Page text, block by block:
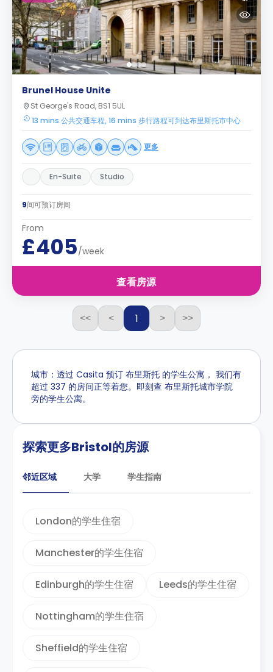
Brunel House Unite
St George's Road, BS1 5UL
13 mins 公共交通车程, 16 mins 步行路程可到达布里斯托市中心
更多
En-Suite Studio
9间可预订房间
From
£405/week
查看房源
<< < 1 > >>
城市：透过 Casita 预订 布里斯托 的学生公寓， 我们有
超过 337 的房间正等着您。即刻查 布里斯托城市学院
旁的学生公寓。
探索更多Bristol的房源
邻近区域 大学 学生指南
London的学生住宿
Manchester的学生住宿
Edinburgh的学生住宿 Leeds的学生住宿
Nottingham的学生住宿
Sheffield的学生住宿